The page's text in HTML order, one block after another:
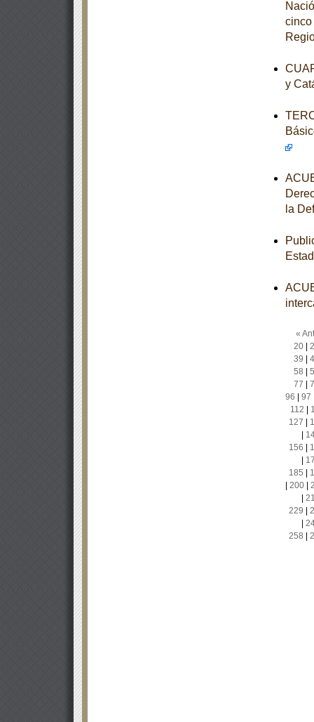
cinco
y
la
«
20|
39
58
77
96
97
112
127
156
185
200|
229
258